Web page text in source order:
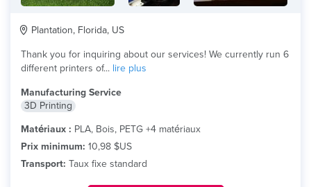
Plantation, Florida, US
Thank you for inquiring about our services! We currently run 6
different printers of... lire plus
Manufacturing Service
3D Printing
Matériaux : PLA, Bois, PETG +4 matériaux
Prix minimum: 10,98 $US
Transport: Taux fixe standard